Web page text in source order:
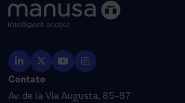
Contato
Av. de la Via Augusta, 85-87